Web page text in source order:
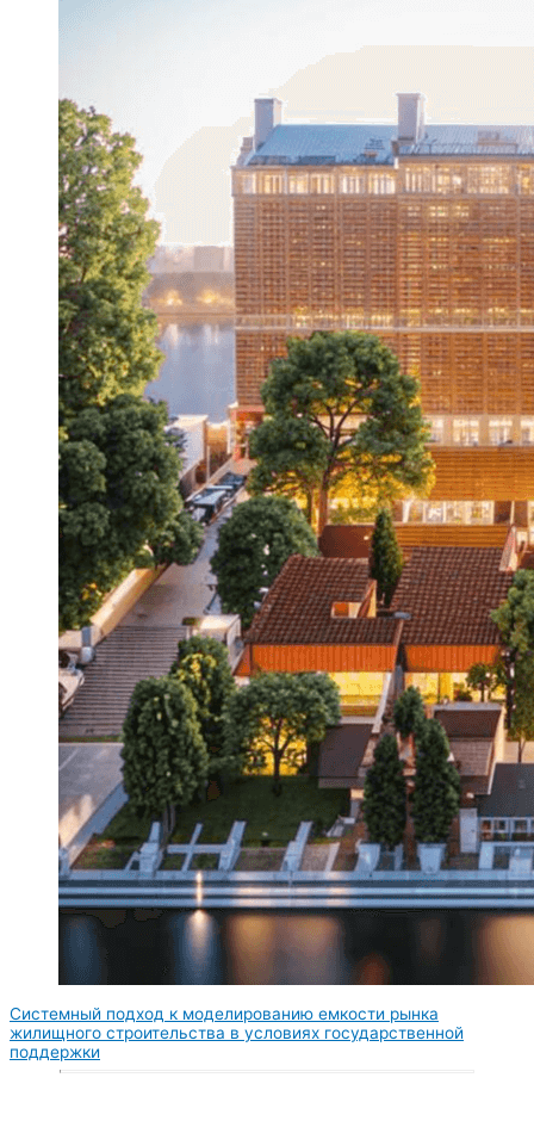
Системный подход к моделированию емкости рынка
жилищного строительства в условиях государственной
поддержки